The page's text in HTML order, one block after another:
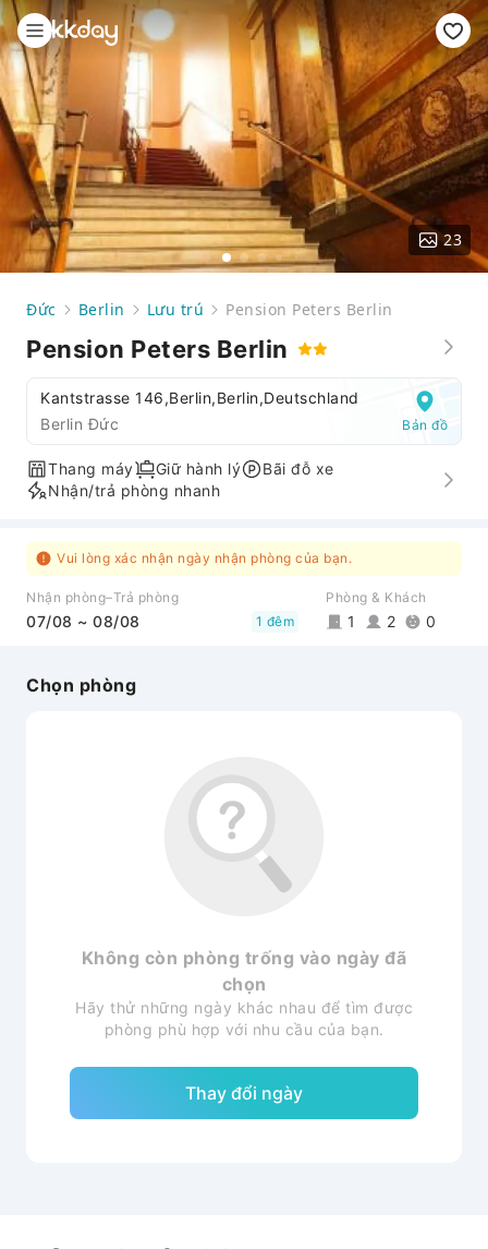
23
Đức Berlin Lưu trú Pension Peters Berlin
Pension Peters Berlin
Kantstrasse 146,Berlin,Berlin,Deutschland
Berlin Đức
Bản đồ
Thang máy Giữ hành lý
Bãi đỗ xe
Nhận/trả phòng nhanh
Vui lòng xác nhận ngày nhận phòng của bạn.
Nhận phòng–Trả phòng
07/08 ~ 08/08 1 đêm
Phòng & Khách
1 2 0
Chọn phòng
Không còn phòng trống vào ngày đã
chọn
Hãy thử những ngày khác nhau để tìm được
phòng phù hợp với nhu cầu của bạn.
Thay đổi ngày